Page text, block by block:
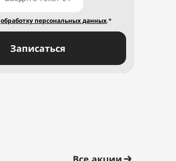
обработку персональных данных.*
Записаться